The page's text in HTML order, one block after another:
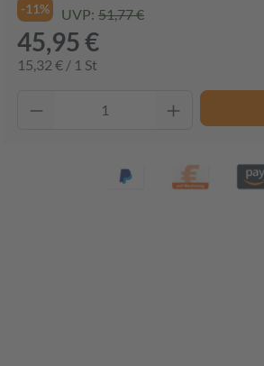
-11% UVP: 51,77 €
45,95 €
15,32 € / 1 St